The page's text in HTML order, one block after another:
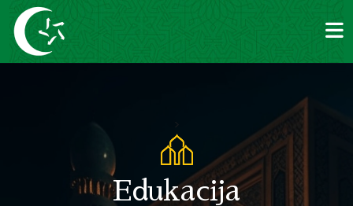
Edukacija